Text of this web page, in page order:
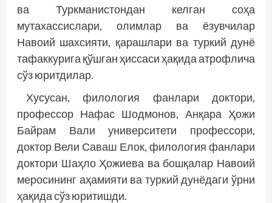
ва Туркманистондан келган соҳа
мутахассислари, олимлар ва ёзувчилар
Навоий шахсияти, қарашлари ва туркий дунё
тафаккурига қўшган ҳиссаси ҳақида атрофлича
сўз юритдилар.
Хусусан, филология фанлари доктори,
профессор Нафас Шодмонов, Анқара Ҳожи
Байрам Вали университети профессори,
доктор Вели Саваш Елок, филология фанлари
доктори Шаҳло Ҳожиева ва бошқалар Навоий
меросининг аҳамияти ва туркий дунёдаги ўрни
ҳақида сўз юритишди.